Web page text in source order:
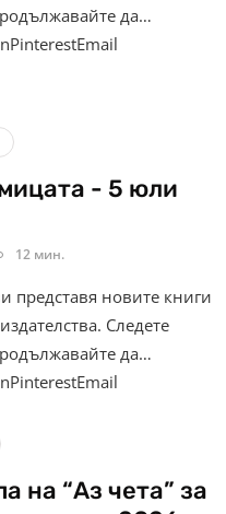
да…
- 5 юли
12 мин.
представя новите книги
Следете
да…
на “Аз чета” за